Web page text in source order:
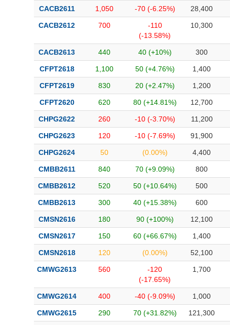
CACB2611 1,050 -70 (-6.25%) 28,400
CACB2612 700
-110
(-13.58%)
10,300
CACB2613 440 40 (+10%) 300
CFPT2618 1,100 50 (+4.76%) 1,400
CFPT2619 830 20 (+2.47%) 1,200
CFPT2620 620 80 (+14.81%) 12,700
CHPG2622 260 -10 (-3.70%) 11,200
CHPG2623 120 -10 (-7.69%) 91,900
CHPG2624 50 (0.00%) 4,400
CMBB2611 840 70 (+9.09%) 800
CMBB2612 520 50 (+10.64%) 500
CMBB2613 300 40 (+15.38%) 600
CMSN2616 180 90 (+100%) 12,100
CMSN2617 150 60 (+66.67%) 1,400
CMSN2618 120 (0.00%) 52,100
CMWG2613 560
-120
(-17.65%)
1,700
CMWG2614 400 -40 (-9.09%) 1,000
CMWG2615 290 70 (+31.82%) 121,300